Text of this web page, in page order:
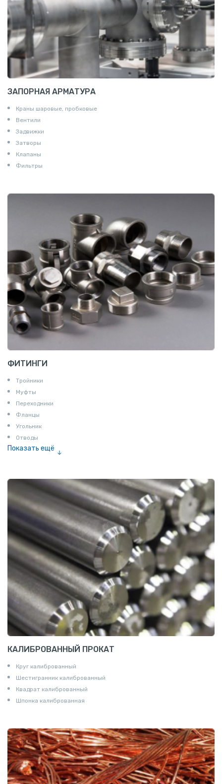
ЗАПОРНАЯ АРМАТУРА
Краны шаровые, пробковые
Вентили
Задвижки
Затворы
Клапаны
Фильтры
ФИТИНГИ
Тройники
Муфты
Переходники
Фланцы
Угольник
Отводы
Показать ещё
Соединение «американка»
Штуцеры
Сгоны
Удлинители для труб
Крестовины
Контргайки
КАЛИБРОВАННЫЙ ПРОКАТ
Круг калиброванный
Шестигранник калиброванный
Квадрат калиброванный
Шпонка калиброванная